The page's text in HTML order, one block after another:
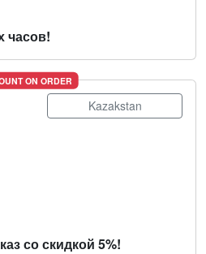
часов!
ON ORDER
Kazakstan
со скидкой 5%!